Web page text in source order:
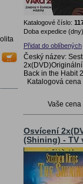
Katalogové číslo:
Doba expedice
Přidat do oblíbených
Český název:
2x(DVD)Originální
Back in the Habit
Katalogová cena
Vaše cena
Osvícení
(Shining) - TV